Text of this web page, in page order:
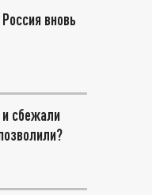
вновь
сбежали